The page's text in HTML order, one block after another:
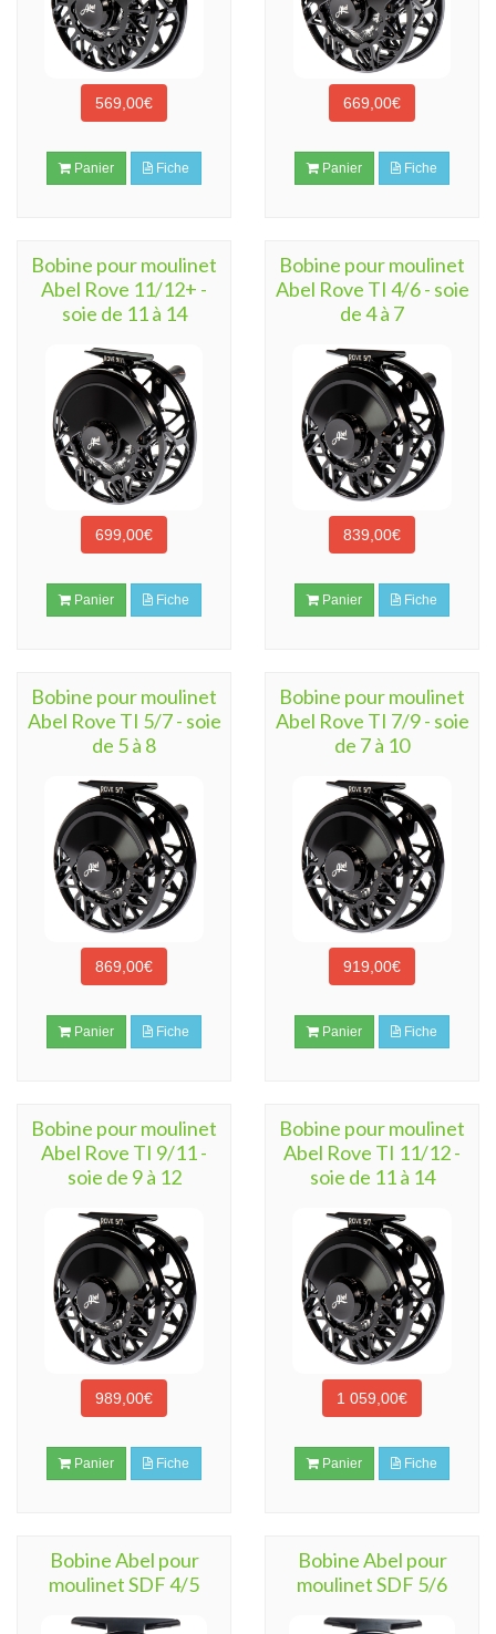
569,00€
Panier Fiche
669,00€
Panier Fiche
Bobine pour moulinet
Abel Rove 11/12+ -
soie de 11 à 14
699,00€
Panier Fiche
Bobine pour moulinet
Abel Rove TI 4/6 - soie
de 4 à 7
839,00€
Panier Fiche
Bobine pour moulinet
Abel Rove TI 5/7 - soie
de 5 à 8
869,00€
Panier Fiche
Bobine pour moulinet
Abel Rove TI 7/9 - soie
de 7 à 10
919,00€
Panier Fiche
Bobine pour moulinet
Abel Rove TI 9/11 -
soie de 9 à 12
989,00€
Panier Fiche
Bobine pour moulinet
Abel Rove TI 11/12 -
soie de 11 à 14
1 059,00€
Panier Fiche
Bobine Abel pour
moulinet SDF 4/5
Bobine Abel pour
moulinet SDF 5/6